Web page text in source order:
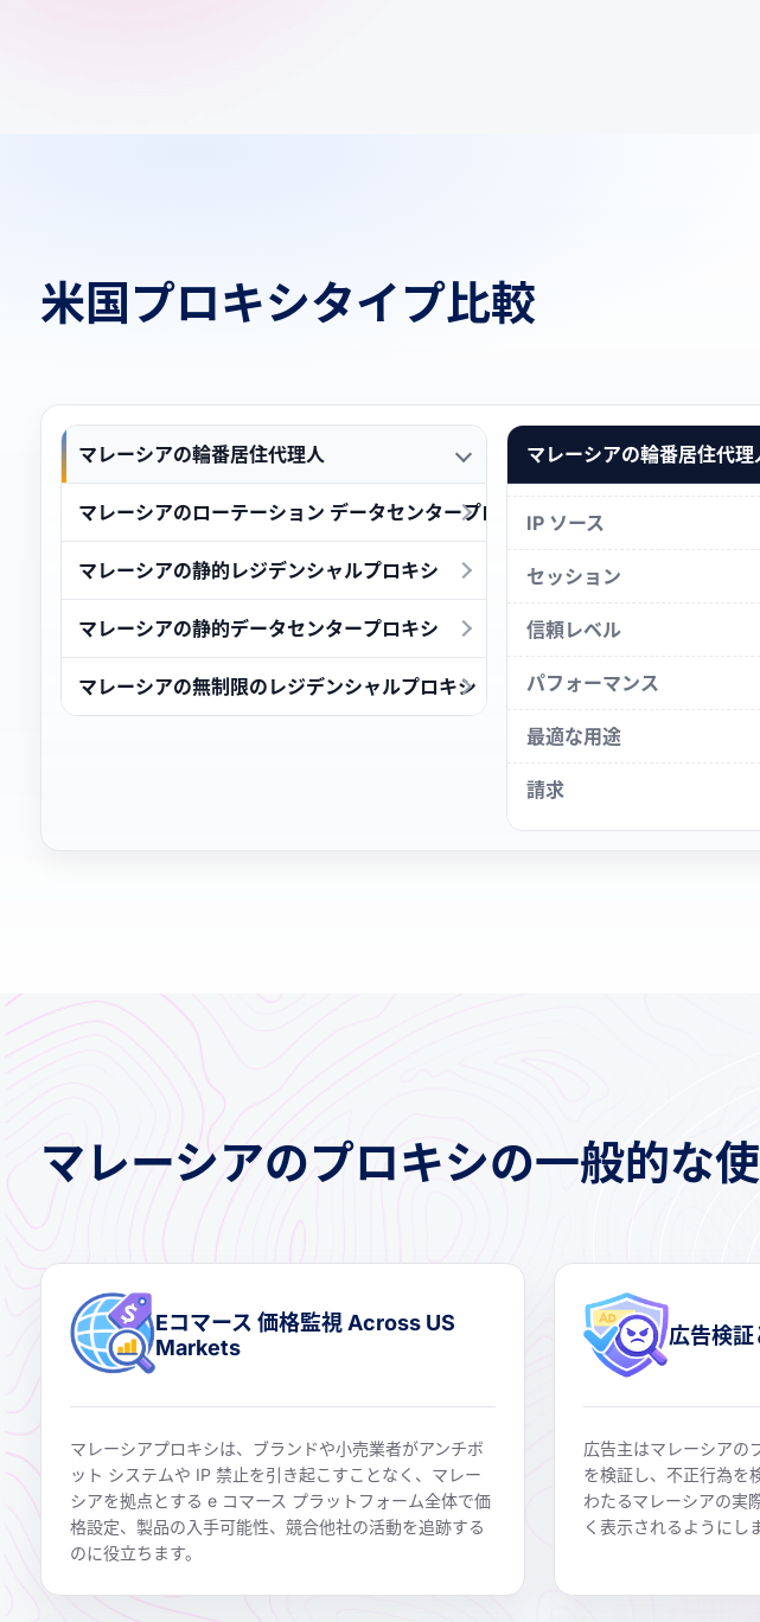
米国プロキシタイプ比較
マレーシアの輪番居住代理人
マレーシアのローテーション データセンタープロキシ
マレーシアの静的レジデンシャルプロキシ
マレーシアの静的データセンタープロキシ
マレーシアの無制限のレジデンシャルプロキシ
マレーシアの輪番居住代理
IP ソース
セッション
信頼レベル
パフォーマンス
最適な用途
請求
マレーシアのプロキシの一般的な
Eコマース 価格監視 Across US
Markets
マレーシアプロキシは、ブランドや小売業者がアンチボ
ット システムや IP 禁止を引き起こすことなく、マレー
シアを拠点とする e コマース プラットフォーム全体で価
格設定、製品の入手可能性、競合他社の活動を追跡する
のに役立ちます。
広告検
広告主はマレーシアの
を検証し、不正行為を
わたるマレーシアの実
く表示されるようにし